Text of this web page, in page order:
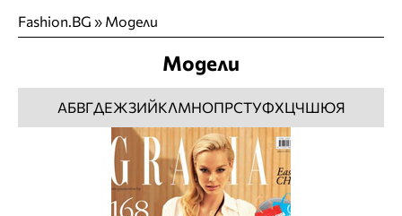
Fashion.BG » Модели
Модели
АБВГДЕЖЗИЙКЛМНОПРСТУФХЦЧШЮЯ